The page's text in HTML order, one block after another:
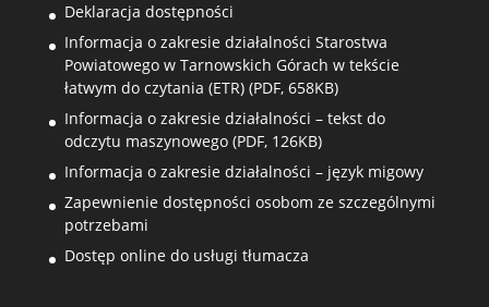
Deklaracja dostępności
Informacja o zakresie działalności Starostwa
Powiatowego w Tarnowskich Górach w tekście
łatwym do czytania (ETR) (PDF, 658KB)
Informacja o zakresie działalności – tekst do
odczytu maszynowego (PDF, 126KB)
Informacja o zakresie działalności – język migowy
Zapewnienie dostępności osobom ze szczególnymi
potrzebami
Dostęp online do usługi tłumacza